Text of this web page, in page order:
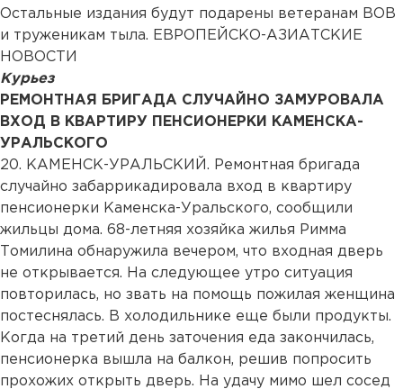
Остальные издания будут подарены ветеранам ВОВ
и труженикам тыла. ЕВРОПЕЙСКО-АЗИАТСКИЕ
НОВОСТИ
Курьез
РЕМОНТНАЯ БРИГАДА СЛУЧАЙНО ЗАМУРОВАЛА
ВХОД В КВАРТИРУ ПЕНСИОНЕРКИ КАМЕНСКА-
УРАЛЬСКОГО
20. КАМЕНСК-УРАЛЬСКИЙ. Ремонтная бригада
случайно забаррикадировала вход в квартиру
пенсионерки Каменска-Уральского, сообщили
жильцы дома. 68-летняя хозяйка жилья Римма
Томилина обнаружила вечером, что входная дверь
не открывается. На следующее утро ситуация
повторилась, но звать на помощь пожилая женщина
постеснялась. В холодильнике еще были продукты.
Когда на третий день заточения еда закончилась,
пенсионерка вышла на балкон, решив попросить
прохожих открыть дверь. На удачу мимо шел сосед